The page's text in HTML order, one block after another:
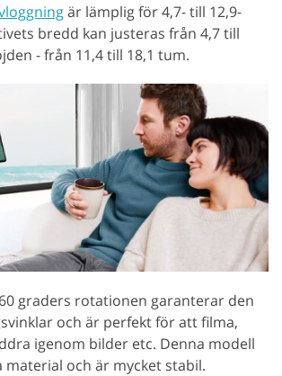
är lämplig för 4,7- till 12,9-
bredd kan justeras från 4,7 till
- från 11,4 till 18,1 tum.
graders rotationen garanterar den
och är perfekt för att filma,
igenom bilder etc. Denna modell
material och är mycket stabil.